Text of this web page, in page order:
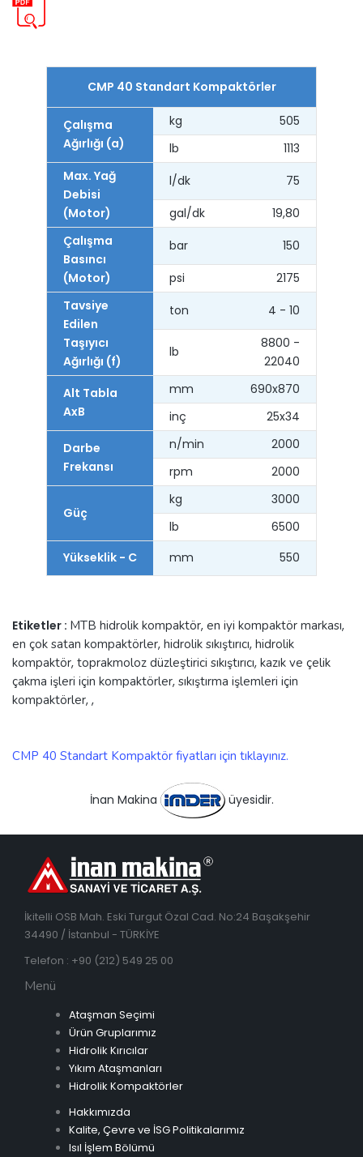
CMP 40 Standart Kompaktörler
Çalışma
Ağırlığı (a)
kg
505
lb
1113
Max. Yağ
Debisi
(Motor)
l/dk
75
gal/dk
19,80
Çalışma
Basıncı
(Motor)
bar
150
psi
2175
Tavsiye
Edilen
Taşıyıcı
Ağırlığı (f)
ton 4 - 10
lb
8800 -
22040
Alt Tabla
AxB
mm
690x870
inç
25x34
Darbe
Frekansı
n/min
2000
rpm
2000
Güç
kg
3000
lb
6500
Yükseklik - C
mm 550
Etiketler : MTB hidrolik kompaktör, en iyi kompaktör markası,
en çok satan kompaktörler, hidrolik sıkıştırıcı, hidrolik
kompaktör, toprakmoloz düzleştirici sıkıştırıcı, kazık ve çelik
çakma işleri için kompaktörler, sıkıştırma işlemleri için
kompaktörler, ,
CMP 40 Standart Kompaktör fiyatları için tıklayınız.
İnan Makina üyesidir.
İkitelli OSB Mah. Eski Turgut Özal Cad. No:24 Başakşehir
34490 / İstanbul - TÜRKİYE
Telefon : +90 (212) 549 25 00
Menü
Ataşman Seçimi
Ürün Gruplarımız
Hidrolik Kırıcılar
Yıkım Ataşmanları
Hidrolik Kompaktörler
Hakkımızda
Kalite, Çevre ve İSG Politikalarımız
Isıl İşlem Bölümü